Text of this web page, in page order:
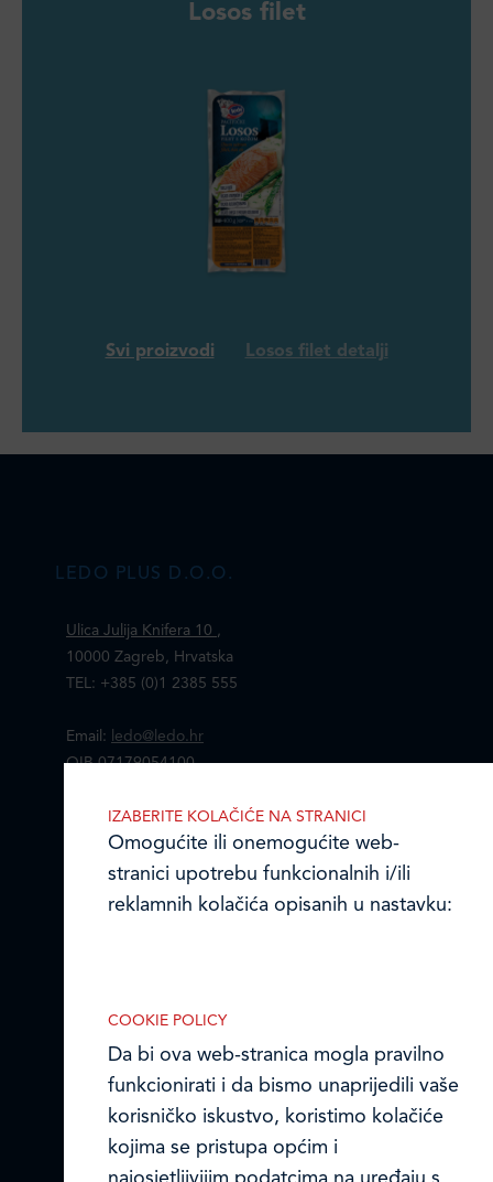
Losos filet
Svi proizvodi Losos filet detalji
LEDO PLUS D.O.O.
Ulica Julija Knifera 10 ,
10000 Zagreb, Hrvatska
TEL: +385 (0)1 2385 555
Email:
ledo@ledo.hr
OIB 07179054100
Ledo Hrvatska
Prodajni centri
Obavijest o Privatnosti i Kolačići
Privacy notice and Cookies
© LEDO plus d.o.o. 2026.
COOKIE POLICY
Da bi ova web-stranica mogla pravilno
funkcionirati i da bismo unaprijedili vaše
korisničko iskustvo, koristimo kolačiće
kojima se pristupa općim i
IZABERITE KOLAČIĆE NA STRANICI
Omogućite ili onemogućite web-
stranici upotrebu funkcionalnih i/ili
reklamnih kolačića opisanih u nastavku:
Nužni (tehnički) kolačići
Nužni kolačići omogućuju osnovne
funkcionalnosti. Bez ovih kolačića, web-
stranica ne može pravilno funkcionirati,